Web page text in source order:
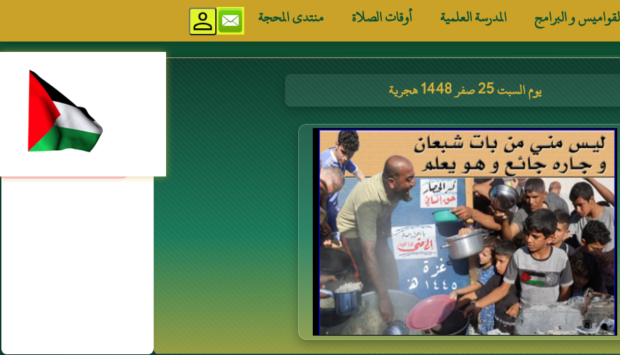
و البرامج المدرسة العلمية أوقات الصلاة منتدى المحجة
يوم السبت 25 صفر 1448 هجرية مواقع إسلامية